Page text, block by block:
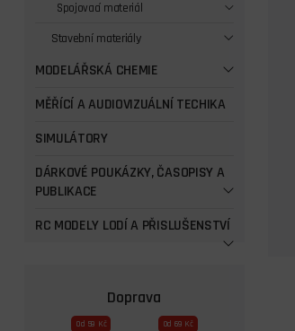
Spojovací materiál
Stavební materiály
MODELÁŘSKÁ CHEMIE
MĚŘÍCÍ A AUDIOVIZUÁLNÍ TECHIKA
SIMULÁTORY
DÁRKOVÉ POUKÁZKY, ČASOPISY A
PUBLIKACE
RC MODELY LODÍ A PŘISLUŠENSTVÍ
Doprava
Od 59 Kč Od 69 Kč